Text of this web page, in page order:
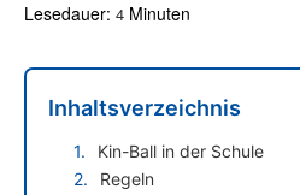
Lesedauer: 4 Minuten
Inhaltsverzeichnis
Kin-Ball in der Schule
Regeln